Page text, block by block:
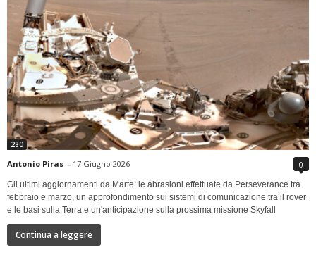
280
Antonio Piras - 17 Giugno 2026 0
Gli ultimi aggiornamenti da Marte: le abrasioni effettuate da Perseverance tra
febbraio e marzo, un approfondimento sui sistemi di comunicazione tra il rover
e le basi sulla Terra e un'anticipazione sulla prossima missione Skyfall
Continua a leggere